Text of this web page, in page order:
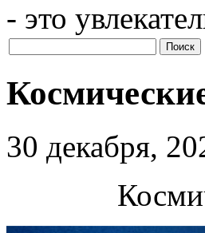
- это
30 декабря,